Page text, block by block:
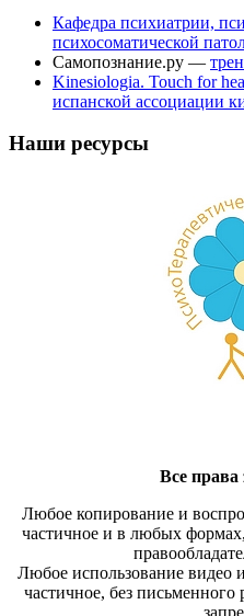
Кафедра психиатрии,
психосоматической
Самопознание.ру —
Kinesiologia. Touch for
испанской ассоциации
Наши ресурсы
Все
Любое копирование и
частичное и в любых
Любое использование видео
частичное, без письменного